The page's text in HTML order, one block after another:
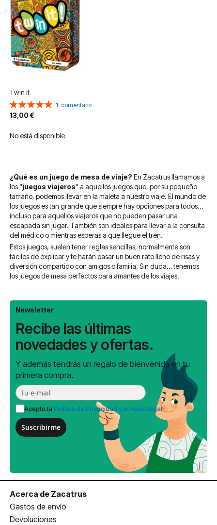
Twin it
Valoración:
100%
1 comentario
13,00 €
No está disponible
¿Qué es un juego de mesa de viaje? En Zacatrus llamamos a
los “juegos viajeros” a aquellos juegos que, por su pequeño
tamaño, podemos llevar en la maleta a nuestro viaje. El mundo de
los juegos es tan grande que siempre hay opciones para todos…
incluso para aquellos viajeros que no pueden pasar una
escapada sin jugar. También son ideales para llevar a la consulta
del médico o mientras esperas a que llegue el tren.
Estos juegos, suelen tener reglas sencillas, normalmente son
fáciles de explicar y te harán pasar un buen rato lleno de risas y
diversión compartido con amigos o familia. Sin duda… tenemos
los juegos de mesa perfectos para amantes de los viajes.
Newsletter
Recibe las últimas
novedades y ofertas.
Y además tendrás un regalo de bienvenida en tu
primera compra.
Acepto la Política de Privacidad y el Aviso legal
Suscribirme
Acerca de Zacatrus
Gastos de envío
Devoluciones